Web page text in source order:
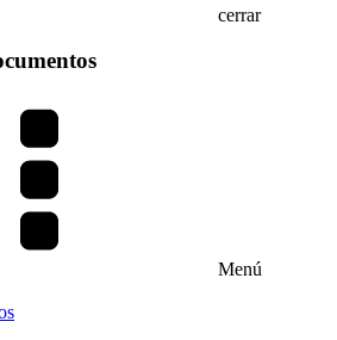
cerrar
Menú